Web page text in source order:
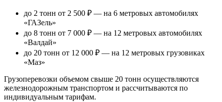
до 2 тонн от 2 500 ₽ — на 6 метровых автомобилях
«ГАЗель»
до 8 тонн от 7 000 ₽ — на 12 метровых автомобилях
«Валдай»
до 20 тонн от 12 000 ₽ — на 12 метровых грузовиках
«Маз»
Грузоперевозки объемом свыше 20 тонн осуществляются
железнодорожным транспортом и рассчитываются по
индивидуальным тарифам.